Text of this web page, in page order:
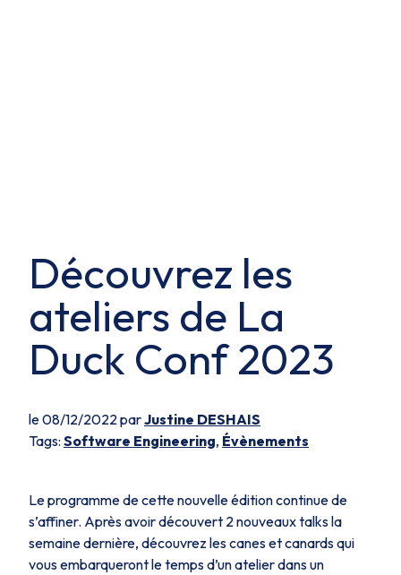
Découvrez les
ateliers de La
Duck Conf 2023
le 08/12/2022 parJustine DESHAIS
Tags: Software Engineering, Évènements
Le programme de cette nouvelle édition continue de
s’affiner. Après avoir découvert 2 nouveaux talks la
semaine dernière, découvrez les canes et canards qui
vous embarqueront le temps d’un atelier dans un